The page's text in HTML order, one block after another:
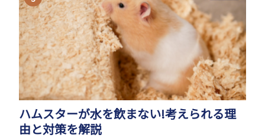
ハムスターが水を飲まない!考えられる理
由と対策を解説